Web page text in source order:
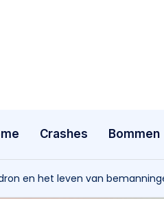
Crashes Bommen
en het leven van